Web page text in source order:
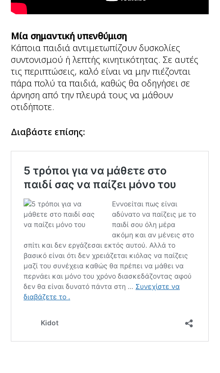
Μία σημαντική υπενθύμιση
Κάποια παιδιά αντιμετωπίζουν δυσκολίες
συντονισμού ή λεπτής κινητικότητας. Σε αυτές
τις περιπτώσεις, καλό είναι να μην πιέζονται
πάρα πολύ τα παιδιά, καθώς θα οδηγήσει σε
άρνηση από την πλευρά τους να μάθουν
οτιδήποτε.
Διαβάστε επίσης: